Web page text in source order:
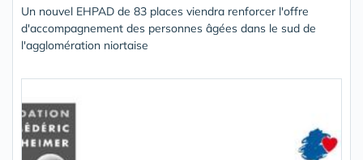
Un nouvel EHPAD de 83 places viendra renforcer l'offre
d'accompagnement des personnes âgées dans le sud de
l'agglomération niortaise